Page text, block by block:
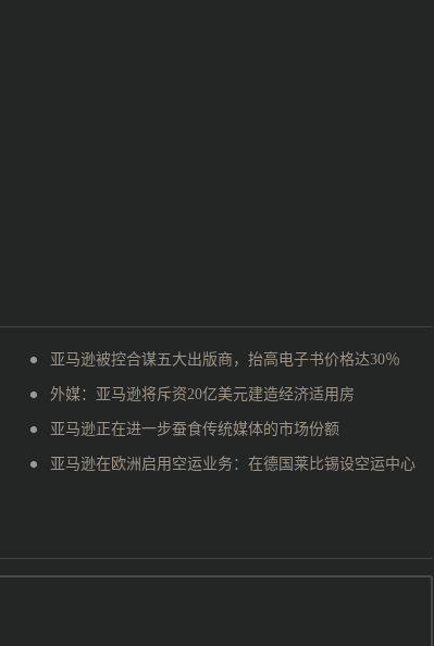
亚马逊被控合谋五大出版商，抬高电子书价格达30％
外媒：亚马逊将斥资20亿美元建造经济适用房
亚马逊正在进一步蚕食传统媒体的市场份额
亚马逊在欧洲启用空运业务：在德国莱比锡设空运中心